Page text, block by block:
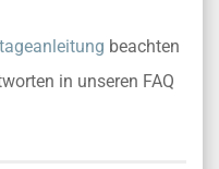
beachten
in unseren FAQ